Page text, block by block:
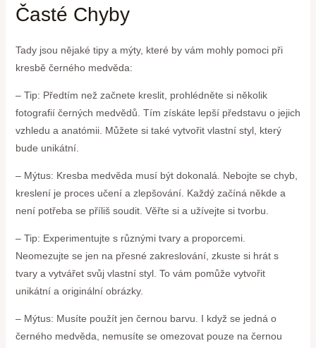
Časté Chyby
Tady jsou nějaké tipy a mýty, které by vám mohly pomoci při
kresbě černého medvěda:
– Tip: Předtím než začnete kreslit, prohlédněte si několik
fotografií černých medvědů. Tím získáte lepší představu o jejich
vzhledu a anatómii. Můžete si také vytvořit vlastní styl, který
bude unikátní.
– Mýtus: Kresba medvěda musí být dokonalá. Nebojte se chyb,
kreslení je proces učení a zlepšování. Každý začíná někde a
není potřeba se příliš soudit. Věřte si a užívejte si tvorbu.
– Tip: Experimentujte s různými tvary a proporcemi.
Neomezujte se jen na přesné zakreslování, zkuste si hrát s
tvary a vytvářet svůj vlastní styl. To vám pomůže vytvořit
unikátní a originální obrázky.
– Mýtus: Musíte použít jen černou barvu. I když se jedná o
černého medvěda, nemusíte se omezovat pouze na černou